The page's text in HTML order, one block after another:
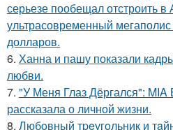
серьезе пообещал отстроить
ультрасовременный
долларов.
6. Ханна и пашу показали
любви.
7. "У Меня Глаз Дёргался":
рассказала о личной жизни.
8. Любoвный тpeугoльник и